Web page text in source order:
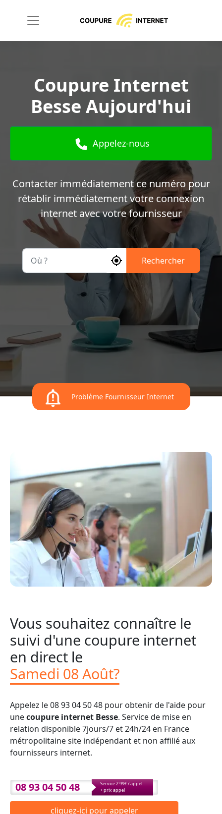
Coupure Internet
Besse Aujourd'hui
Appelez-nous
Contacter immédiatement ce numéro pour
rétablir immédiatement votre connexion
internet avec votre fournisseur
Rechercher
Problème Fournisseur Internet
Vous souhaitez connaître le
suivi d'une coupure internet
en direct le
Samedi 08 Août?
Appelez le 08 93 04 50 48 pour obtenir de l'aide pour
unecoupure internet Besse. Service de mise en
relation disponible 7jours/7 et 24h/24 en France
métropolitaine site indépendant et non affilié aux
fournisseurs internet.
08 93 04 50 48
Service 2.99€ / appel
+ prix appel
cliquez-ici pour appeler